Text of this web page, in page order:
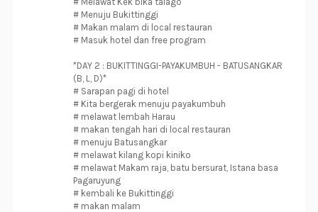
# Menuju Bukittinggi
# Makan malam di local restauran
# Masuk hotel dan free program
*DAY 2 : BUKITTINGGI-PAYAKUMBUH - BATUSANGKAR
(B, L, D)*
# Sarapan pagi di hotel
# Kita bergerak menuju payakumbuh
# melawat lembah Harau
# makan tengah hari di local restauran
# menuju Batusangkar
# melawat kilang kopi kiniko
# melawat Makam raja, batu bersurat, Istana basa
Pagaruyung
# kembali ke Bukittinggi
# makan malam